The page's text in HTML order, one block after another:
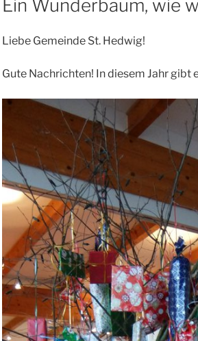
Ein Wunderbaum, wie
Liebe Gemeinde St. Hedwig!
Gute Nachrichten! In diesem Jahr gibt